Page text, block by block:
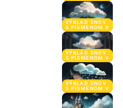
VÝKLAD SNOV
S PÍSMENOM V
VÝKLAD SNOV
S PÍSMENOM V
VÝKLAD SNOV
S PÍSMENOM V